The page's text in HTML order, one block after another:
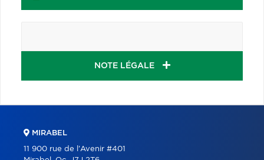
NOTE LÉGALE
MIRABEL
11 900 rue de l'Avenir #401